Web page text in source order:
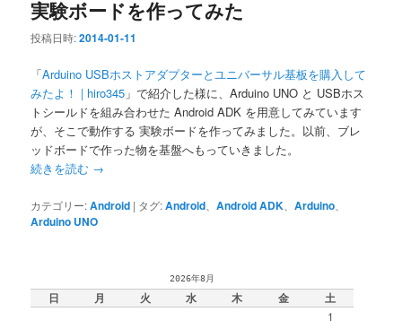
実験ボードを作ってみた
投稿日時:2014-01-11
「Arduino USBホストアダプターとユニバーサル基板を購入して
みたよ！ | hiro345 」で紹介した様に、Arduino UNO と USBホス
トシールドを組み合わせた Android ADK を用意してみています
が、そこで動作する 実験ボードを作ってみました。以前、ブレ
ッドボードで作った物を基盤へもっていきました。
続きを読む →
カテゴリー:Android | タグ:Android 、Android ADK 、Arduino
Arduino UNO
2026年8月
日 月 火 水 木 金 土
1